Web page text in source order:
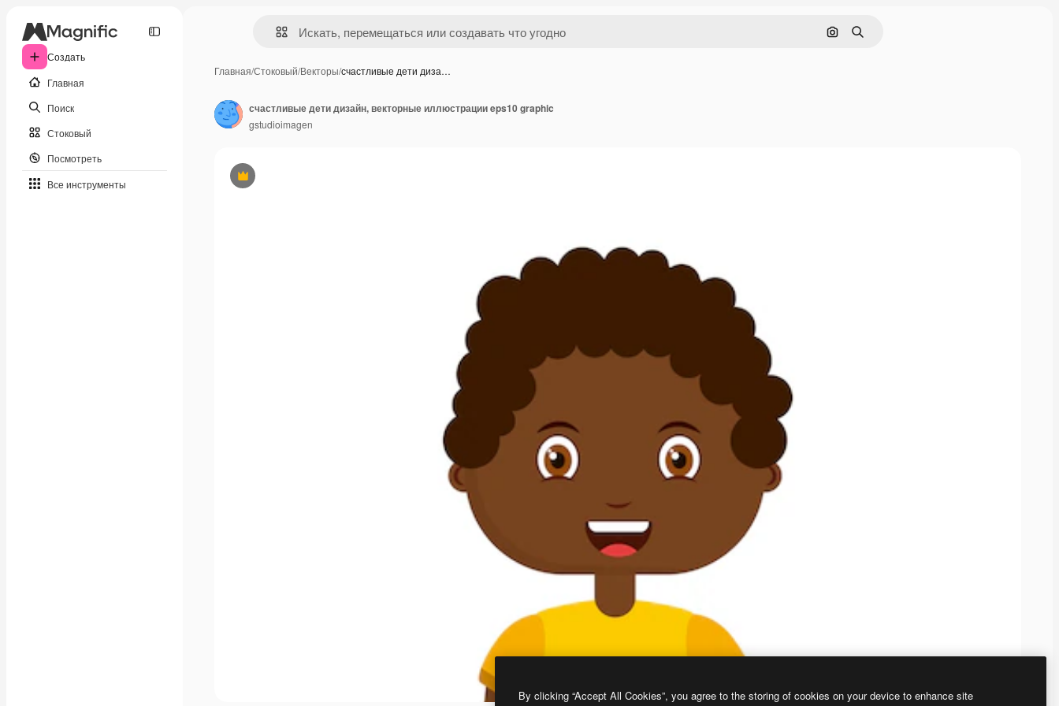
Создать
Главная
Поиск
Стоковый
Посмотреть
Все инструменты
Поиск по изображению
Поиск
Главная/Стоковый/Векторы/счастливые дети диза…
Премиум
счастливые дети дизайн, векторные иллюстрации eps10 graphic
gstudioimagen
By clicking “Accept All Cookies”, you agree to the storing of cookies on your device to enhance site